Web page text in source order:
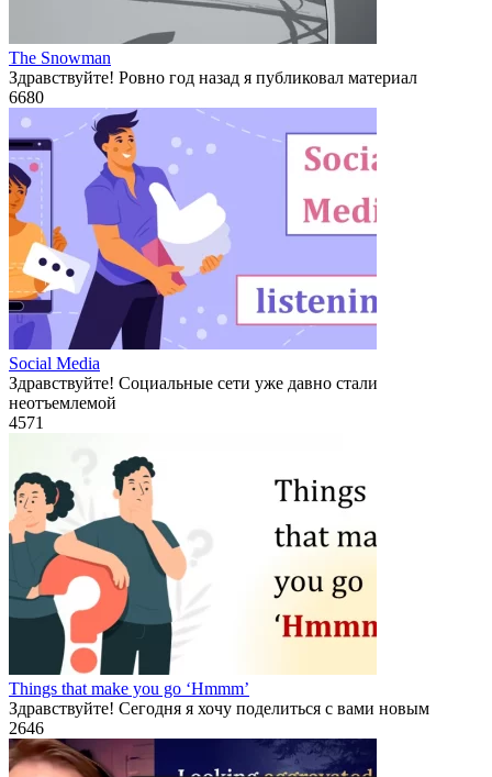
The Snowman
Здравствуйте! Ровно год назад я публиковал материал
6680
Social Media
Здравствуйте! Социальные сети уже давно стали
неотъемлемой
4571
Things that make you go ‘Hmmm’
Здравствуйте! Сегодня я хочу поделиться с вами новым
2646